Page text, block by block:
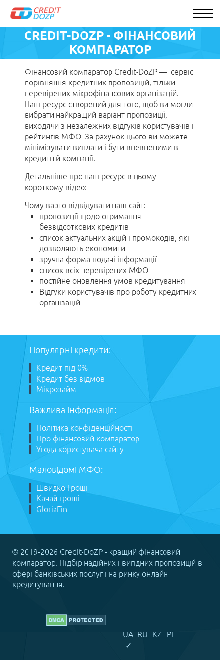
Найкращі кредитні пропозиції місяця
RU
CREDIT-DOZP - ФІНАНСОВИЙ
КОМПАРАТОР
Фінансовий компаратор Credit-DoZP — сервіс
порівняння кредитних пропозицій, тільки
перевірених мікрофінансових організацій.
Наш ресурс створений для того, щоб ви могли
вибрати найкращий варіант пропозиції,
виходячи з незалежних відгуків користувачів і
рейтингів МФО. За рахунок цього ви можете
мінімізувати виплати і бути впевненими в
кредитній компанії.
Детальніше про наш ресурс в цьому
короткому відео:
Чому варто відвідувати наш сайт:
пропозиції щодо отримання
безвідсоткових кредитів
список актуальних акцій і промокодів, які
дозволяють економити
зручна форма подачі інформації
список всіх перевірених МФО
постійне оновлення умов кредитування
Відгуки користувачів про роботу кредитних
організацій
Популярні кредити:
Кредит під 0%
Кредит без відмов
Мікрозайм
Важлива інформація:
Політика конфіденційності
Про фінансовий компаратор
Угода користувача сайту
Маловідомі МФО:
Швидко Гроші
Качай гроші
GloriaFin
© 2019-2026 Credit-DoZP - кращий фінансовий
компаратор. Підбір надійних і вигідних пропозицій в
сфері банківських послуг і на ринку онлайн
кредитування.
UA
✓
RU KZ PL